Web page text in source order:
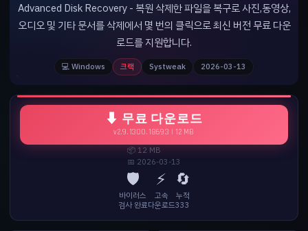
Advanced Disk Recovery - 복원 삭제한 파일을 복구로 사진,동영상,
오디오 및 기타 문서를 삭제에서 몇 번의 클릭으로 최신 버전 무료 다운
로드를 지원합니다.
💻 Windows 크랙 Systweak 2026-03-13
⬇ 무료 다운로드
v2.9.1300.18693 | 12 MB
📦 12 MB
📅 2026-03-13
🛡️
바이러스
검사 완료
⚡
고속
다운로드
🔄
누적
333